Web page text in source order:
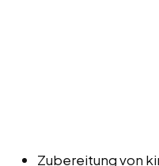
Zubereitung von